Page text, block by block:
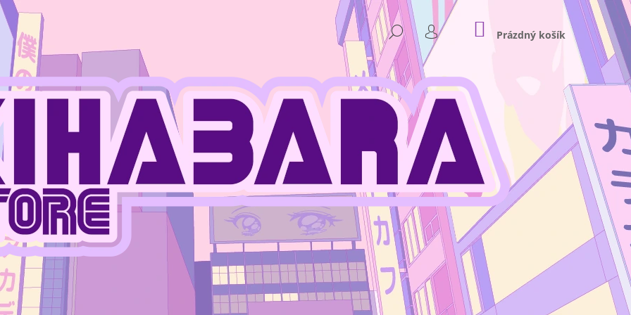
HLEDAT
PŘIHLÁŠENÍ
NÁKUPNÍ
KOŠÍK
Prázdný košík
CO POTŘEBUJETE NAJÍT?
HLEDAT
DOPORUČUJEME
KAISEN - MEGUMI FUSHIGURO ONE PIECE - MONKEY D. LUFFY GEAR 4